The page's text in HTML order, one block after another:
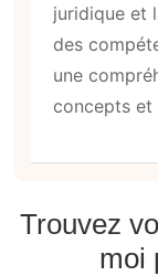
juridique et
des
une
concepts et
Trouvez
moi